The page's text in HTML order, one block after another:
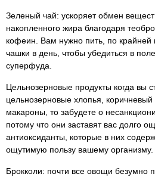
Зеленый чай: ускоряет обмен
накопленного жира благодаря
кофеин. Вам нужно пить, по крайней
чашки в день, чтобы убедиться в
суперфуда.
Цельнозерновые продукты когда вы
цельнозерновые хлопья,
макароны, то забудете о
потому что они заставят вас долго
антиоксиданты, которые в них
ощутимую пользу вашему организму.
Брокколи: почти все овощи безумно